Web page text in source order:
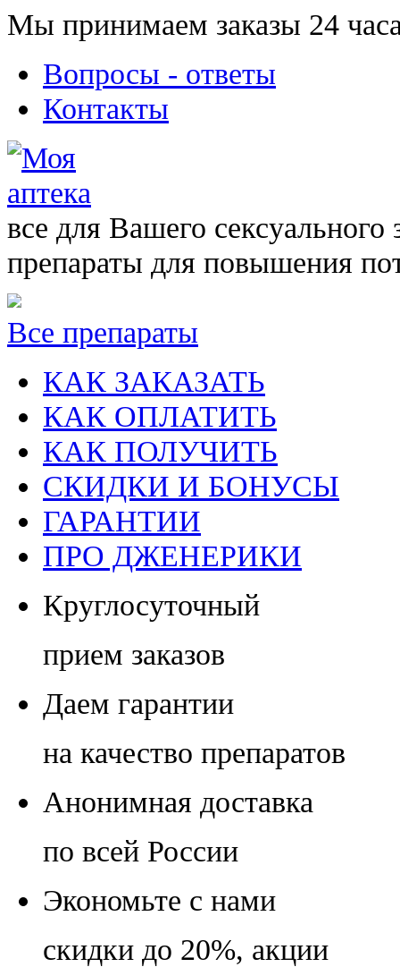
Мы принимаем заказы 24
Вопросы - ответы
Контакты
все для Вашего сексуального
препараты для повышения
Все препараты
КАК ЗАКАЗАТЬ
КАК ОПЛАТИТЬ
КАК ПОЛУЧИТЬ
СКИДКИ И БОНУСЫ
ГАРАНТИИ
ПРО ДЖЕНЕРИКИ
Круглосуточный
прием заказов
Даем гарантии
на качество препаратов
Анонимная доставка
по всей России
Экономьте с нами
скидки до 20%, акции